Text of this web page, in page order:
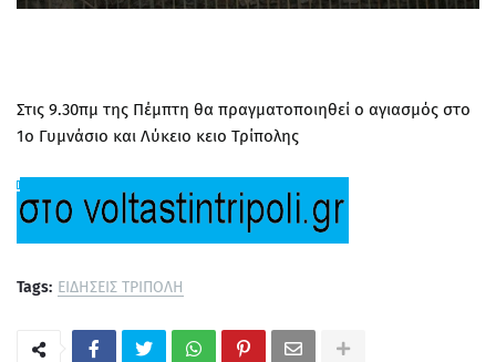
Στις 9.30πμ της Πέμπτη θα πραγματοποιηθεί ο αγιασμός στο
1ο Γυμνάσιο και Λύκειο κειο Τρίπολης
Tags: ΕΙΔΗΣΕΙΣ ΤΡΙΠΟΛΗ